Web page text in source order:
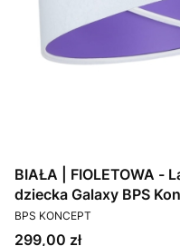
BIAŁA | FIOLETOWA -
dziecka Galaxy BPS
PRODUCENT
BPS KONCEPT
Cena
299,00 zł